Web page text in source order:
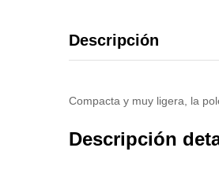
Descripción
Compacta y muy ligera, la
Descripción